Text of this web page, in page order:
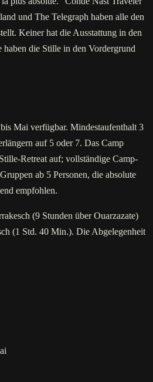
und The Telegraph haben alle den
Keiner hat die Ausstattung in den
haben die Stille in den Vordergrund
Mai verfügbar. Mindestaufenthalt 3
auf 5 oder 7. Das Camp
Retreat auf; vollständige Camp-
ab 5 Personen, die absolute
empfohlen.
(9 Stunden über Ouarzazate)
(1 Std. 40 Min.). Die Abgelegenheit